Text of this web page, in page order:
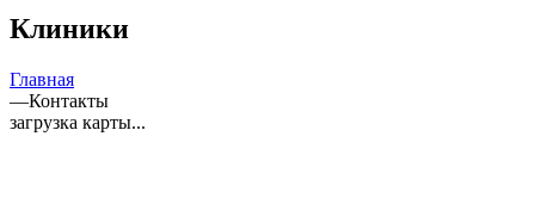
Клиники
Главная
—Контакты
загрузка карты...